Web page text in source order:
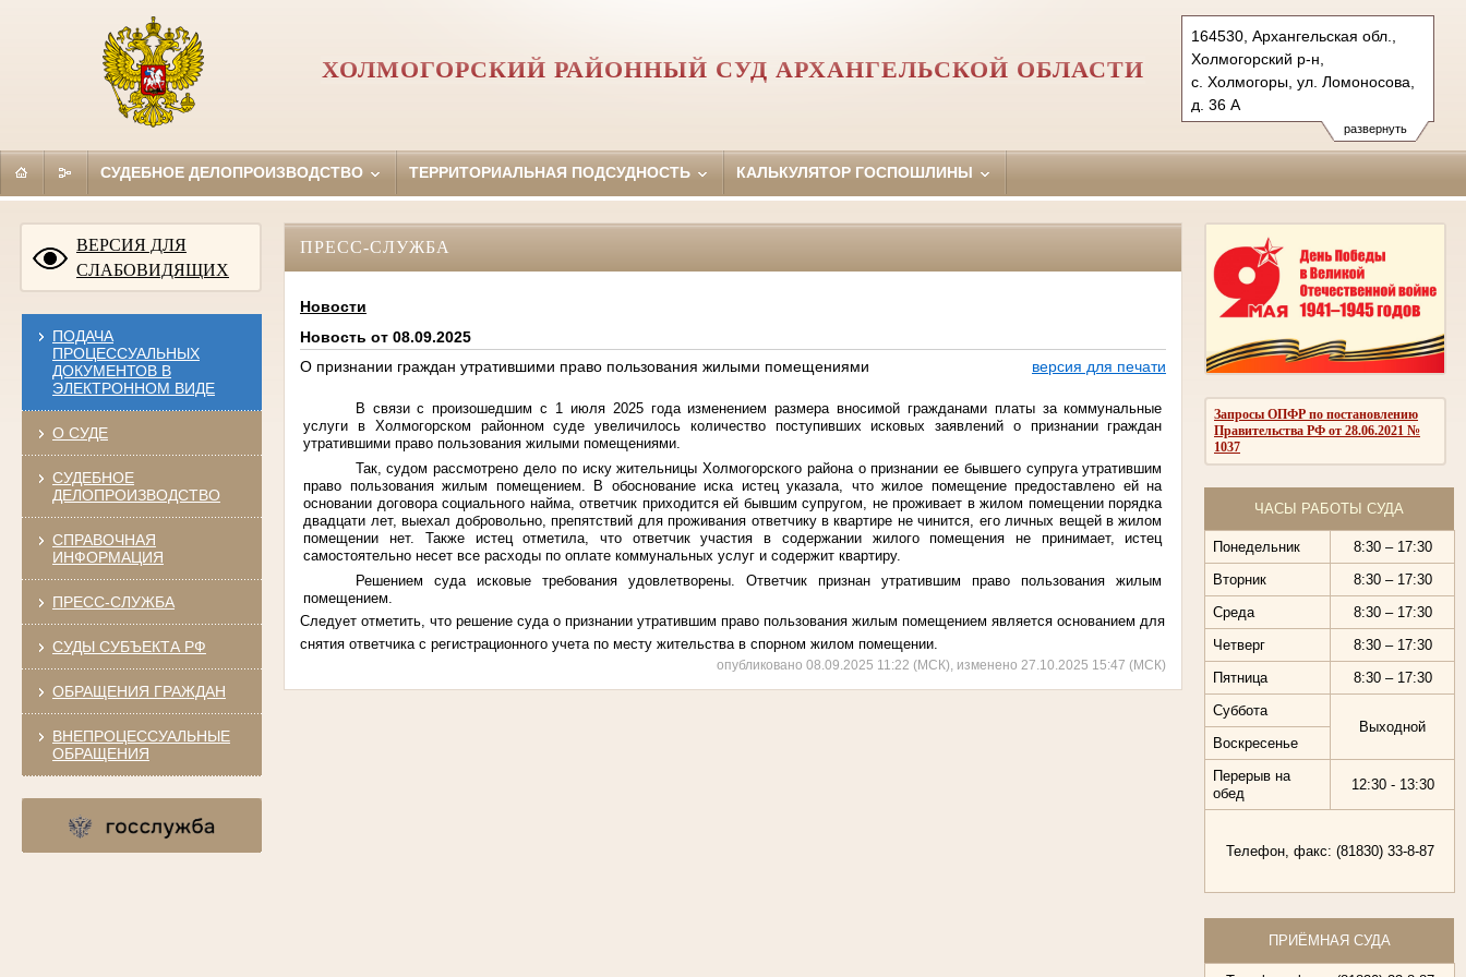
развернуть
164530, Архангельская обл.,
Холмогорский р-н,
с. Холмогоры, ул. Ломоносова,
д. 36 А
Тел.: (81830) 3-34-34
holmsud.arh@sudrf.ru
ХОЛМОГОРСКИЙ РАЙОННЫЙ СУД АРХАНГЕЛЬСКОЙ ОБЛАСТИ
СУДЕБНОЕ ДЕЛОПРОИЗВОДСТВО ТЕРРИТОРИАЛЬНАЯ ПОДСУДНОСТЬ КАЛЬКУЛЯТОР ГОСПОШЛИНЫ
ВЕРСИЯ ДЛЯ
СЛАБОВИДЯЩИХ
ПОДАЧА
ПРОЦЕССУАЛЬНЫХ
ДОКУМЕНТОВ В
ЭЛЕКТРОННОМ ВИДЕ
О СУДЕ
СУДЕБНОЕ
ДЕЛОПРОИЗВОДСТВО
СПРАВОЧНАЯ
ИНФОРМАЦИЯ
ПРЕСС-СЛУЖБА
СУДЫ СУБЪЕКТА РФ
ОБРАЩЕНИЯ ГРАЖДАН
ВНЕПРОЦЕССУАЛЬНЫЕ
ОБРАЩЕНИЯ
Запросы ОПФР по постановлению
Правительства РФ от 28.06.2021 №
1037
ЧАСЫ РАБОТЫ СУДА
Понедельник
8:30 – 17:30
Вторник
8:30 – 17:30
Среда
8:30 – 17:30
Четверг
8:30 – 17:30
Пятница
8:30 – 17:30
Суббота
Выходной
Воскресенье
Перерыв на
обед
12:30 - 13:30
Телефон, факс: (81830) 33-8-87
ПРИЁМНАЯ СУДА
ПРЕСС-СЛУЖБА
Новости
Новость от 08.09.2025
О признании граждан утратившими право пользования жилыми помещениями
версия для печати
В связи с произошедшим с 1 июля 2025 годаизменением размера вносимой гражданами платы за коммунальные
услуги в Холмогорском районном суде увеличилось количество поступивших исковых заявлений о признании граждан
утратившими право пользования жилыми помещениями.
Так, судом рассмотрено дело по иску жительницы Холмогорского района о признании ее бывшего супруга утратившим
право пользования жилым помещением. В обоснование иска истец указала, что жилое помещение предоставлено ей на
основании договора социального найма, ответчик приходится ей бывшим супругом, не проживает в жилом помещении порядка
двадцати лет, выехал добровольно, препятствий для проживания ответчику в квартире не чинится, его личных вещей в жилом
помещении нет. Также истец отметила, что ответчик участия в содержании жилого помещения не принимает, истец
самостоятельно несет все расходы по оплате коммунальных услуг и содержит квартиру.
Решением суда исковые требования удовлетворены. Ответчик признан утратившим право пользования жилым
помещением.
Следует отметить, что решение суда о признании утратившим право пользования жилым помещением является основанием для
снятия ответчика с регистрационного учета по месту жительства в спорном жилом помещении.
опубликовано 08.09.2025 11:22 (МСК), изменено 27.10.2025 15:47 (МСК)